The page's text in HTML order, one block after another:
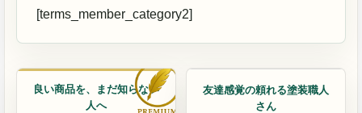
[terms_member_category2]
良い商品を、まだ知らない
人へ
友達感覚の頼れる塗装職人
さん